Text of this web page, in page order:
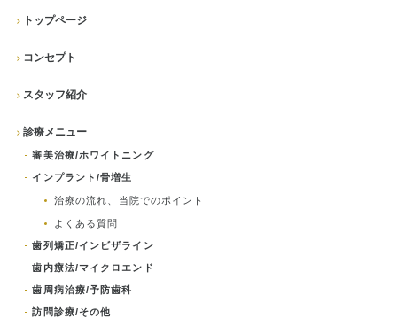
トップページ
コンセプト
スタッフ紹介
診療メニュー
審美治療/ホワイトニング
インプラント/骨増生
治療の流れ、当院でのポイント
よくある質問
歯列矯正/インビザライン
歯内療法/マイクロエンド
歯周病治療/予防歯科
訪問診療/その他